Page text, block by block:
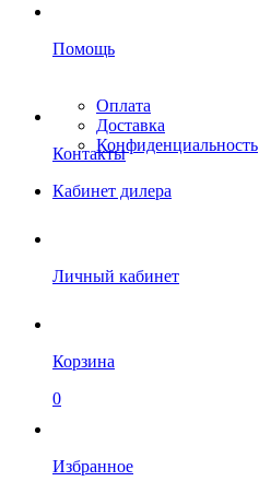
Помощь
Оплата
Доставка
Конфиденциальность
Контакты
Кабинет дилера
Личный кабинет
Корзина
0
Избранное